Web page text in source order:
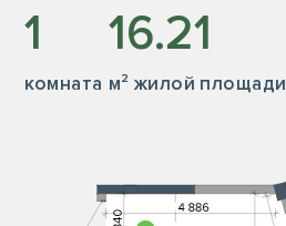
1
комната
16.21
м² жилой площади